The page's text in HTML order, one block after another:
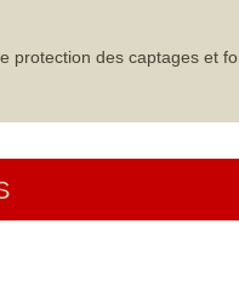
des captages et